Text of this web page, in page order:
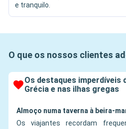
e tranquilo.
O que os nossos clientes
Os destaques imperdíveis
Grécia e nas ilhas gregas
Almoço numa taverna à beira-
Os viajantes recordam